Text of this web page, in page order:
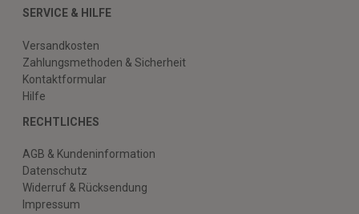
SERVICE & HILFE
Versandkosten
Zahlungsmethoden & Sicherheit
Kontaktformular
Hilfe
RECHTLICHES
AGB & Kundeninformation
Datenschutz
Widerruf & Rücksendung
Impressum